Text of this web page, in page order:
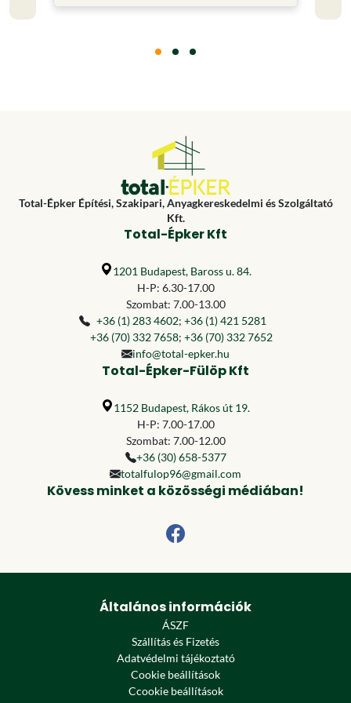
Total-Épker Építési, Szakipari, Anyagkereskedelmi és Szolgáltató
Kft.
Total-Épker Kft
1201 Budapest, Baross u. 84.
H-P: 6.30-17.00
Szombat: 7.00-13.00
+36 (1) 283 4602; +36 (1) 421 5281
+36 (70) 332 7658; +36 (70) 332 7652
info@total-epker.hu
Total-Épker-Fülöp Kft
1152 Budapest, Rákos út 19.
H-P: 7.00-17.00
Szombat: 7.00-12.00
+36 (30) 658-5377
totalfulop96@gmail.com
Kövess minket a közösségi médiában!
Általános információk
ÁSZF
Szállítás és Fizetés
Adatvédelmi tájékoztató
Cookie beállítások
Ccookie beállítások